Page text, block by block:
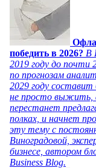
победить в 2026? В
2019 году до почти
по прогнозам
2029 году
не просто выжить,
перестанет
полках, и начнет
эту тему с
Виноградовой,
бизнесе, автором
Business Blog.